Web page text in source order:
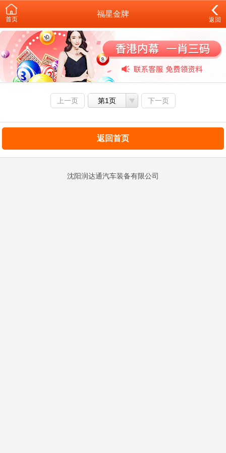
首页
福星金牌
返回
上一页 第1页 下一页
返回首页
沈阳润达通汽车装备有限公司